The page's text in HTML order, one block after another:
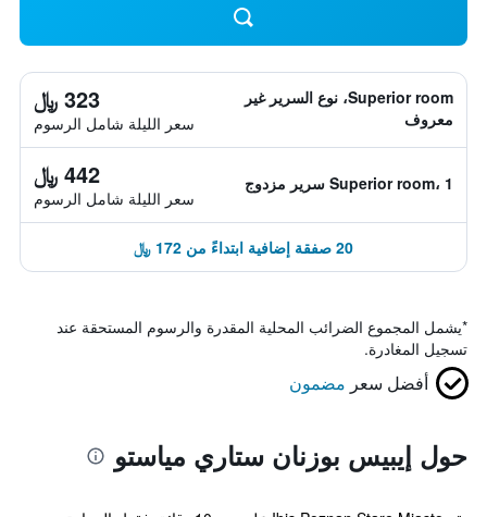
Superior room، نوع السرير غير
معروف
323 ﷼
سعر الليلة شامل الرسوم
Superior room، 1 سرير مزدوج 442 ﷼
سعر الليلة شامل الرسوم
20 صفقة إضافية ابتداءً من 172 ﷼
*يشمل المجموع الضرائب المحلية المقدرة والرسوم المستحقة عند
تسجيل المغادرة.
أفضل سعر مضمون
حول إيبيس بوزنان ستاري مياستو